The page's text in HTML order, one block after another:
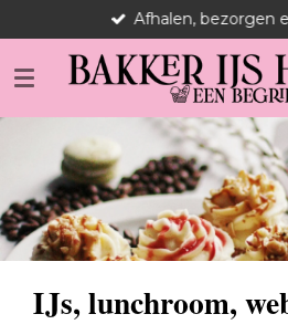
direct
naar
de
hoofdinhoud
Afhalen, bezorgen
IJs, lunchroom,